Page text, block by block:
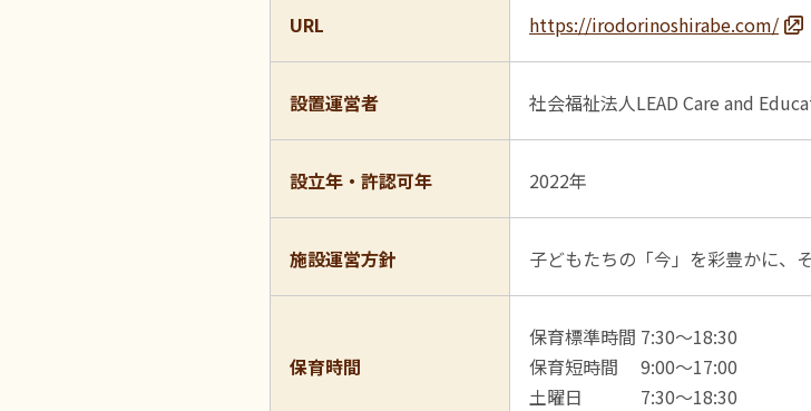
URL https://irodorinoshirabe.com/
設置運営者 社会福祉法人LEAD Care and
設立年・許認可年 2022年
施設運営方針 子どもたちの「今」を彩豊かに、
保育時間
保育標準時間 7:30～18:30
保育短時間 9:00～17:00
土曜日 7:30～18:30